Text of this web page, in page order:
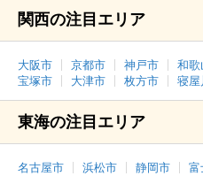
関西の注目エリア
大阪市 京都市 神戸市 和歌
宝塚市
大津市 枚方市 寝屋
東海の注目エリア
名古屋市 浜松市 静岡市 富